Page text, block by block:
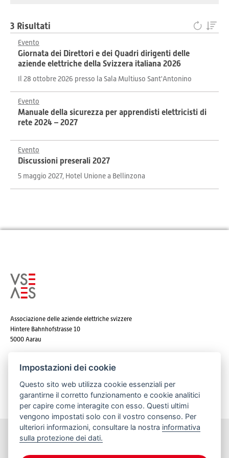
3 Risultati
Evento
Giornata dei Direttori e dei Quadri dirigenti delle
aziende elettriche della Svizzera italiana 2026
Il 28 ottobre 2026 presso la Sala Multiuso Sant'Antonino
Evento
Manuale della sicurezza per apprendisti elettricisti di
rete 2024 – 2027
Evento
Discussioni preserali 2027
5 maggio 2027, Hotel Unione a Bellinzona
Associazione delle aziende elettriche svizzere
Hintere Bahnhofstrasse 10
5000 Aarau
E-mail: info@strom.ch
Rimanere informato
Impostazioni dei cookie
Questo sito web utilizza cookie essenziali per
garantirne il corretto funzionamento e cookie analitici
per capire come interagite con esso. Questi ultimi
vengono impostati solo con il vostro consenso. Per
ulteriori informazioni, consultare la nostra informativa
sulla protezione dei dati.